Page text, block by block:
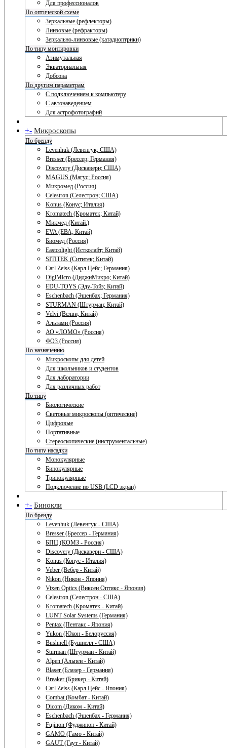
Для профессионалов
По оптической схеме
Зеркальные (рефлекторы)
Линзовые (рефракторы)
Зеркально-линзовые (катадиоптрики)
По типу монтировки
Азимутальная
Экваториальная
Добсона
По другим параметрам
С подключением к компьютеру
С автонаведением
Для астрофотографий
+- Микроскопы
По бренду
Levenhuk (Левенгук; США)
Bresser (Брессер; Германия)
Discovery (Дискавери; США)
MAGUS (Магус; Россия)
Микромед (Россия)
Celestron (Селестрон; США)
Konus (Конус; Италия)
Kromatech (Кроматек; Китай)
Микмед (Китай.)
EVA (ЕВА; Китай)
Биомед (Россия)
Eastcolight (Истколайт; Китай)
SITITEK (Сититек; Китай)
Carl Zeiss (Карл Цейс; Германия)
DigiMicro (ДиджиМикро; Китай)
EDU-TOYS (Эду-Тойз; Китай)
Eschenbach (Эшенбах; Германия)
STURMAN (Штурман; Китай)
Velvi (Велви; Китай)
Альтами (Россия)
АО «ЛОМО» (Россия)
ФОЗ (Россия)
По назначению
Микроскопы для детей
Для школьников и студентов
Для лаборатории
Для различных работ
По типу
Биологические
Световые микроскопы (оптические)
Цифровые
Портативные
Стереоскопические (инструментальные)
По типу насадки
Монокулярные
Бинокулярные
Тринокулярные
Подключение по USB (LCD экран)
+- Бинокли
По бренду
Levenhuk (Левенгук - США)
Bresser (Брессер - Германия)
БПЦ (КОМЗ - Россия)
Discovery (Дискавери - США)
Konus (Конус - Италия)
Veber (Вебер - Китай)
Nikon (Никон - Япония)
Vixen Optics (Виксен Оптикс - Япония)
Celestron (Селестрон - США)
Kromatech (Кроматек - Китай)
LUNT Solar Systems (Германия)
Pentax (Пентакс - Япония)
Yukon (Юкон - Белоруссия)
Bushnell (Бушнелл - США)
Sturman (Штурман - Китай)
Alpen (Альпен - Китай)
Blaser (Блазер - Германия)
Breaker (Брикер - Китай)
Carl Zeiss (Карл Цейс - Япония)
Combat (Комбат - Китай)
Dicom (Диком - Китай)
Eschenbach (Эшенбах - Германия)
Fujinon (Фуджинон - Китай)
GAMO (Гамо - Китай)
GAUT (Гаут - Китай)